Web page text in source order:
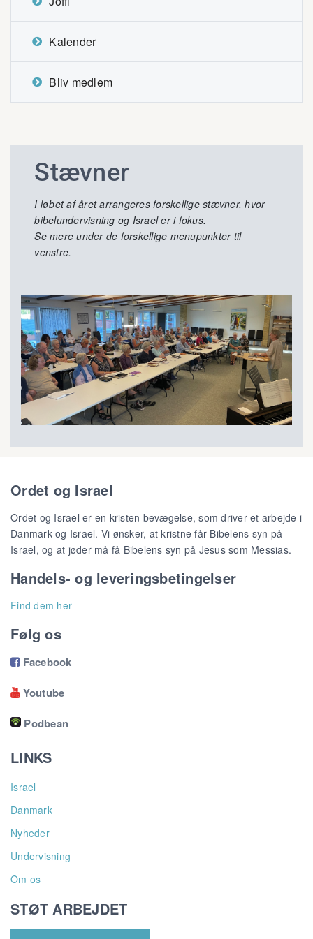
Kalender
Bliv medlem
Stævner
I løbet af året arrangeres forskellige stævner, hvor
bibelundervisning og Israel er i fokus.
Se mere under de forskellige menupunkter til
venstre.
Ordet og Israel
Ordet og Israel er en kristen bevægelse, som driver et arbejde i
Danmark og Israel. Vi ønsker, at kristne får Bibelens syn på
Israel, og at jøder må få Bibelens syn på Jesus som Messias.
Handels- og leveringsbetingelser
Find dem her
Følg os
Facebook
Youtube
Podbean
LINKS
Israel
Danmark
Nyheder
Undervisning
Om os
STØT ARBEJDET